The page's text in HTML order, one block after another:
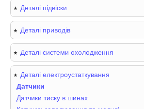
Деталі підвіски
Деталі приводів
Деталі системи охолодження
Деталі електроустаткування
Датчики
Датчики тиску в шинах